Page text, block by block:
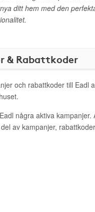
ditt hem med den
& Rabattkoder
och rabattkoder till Eadl
några aktiva kampanjer.
av kampanjer,